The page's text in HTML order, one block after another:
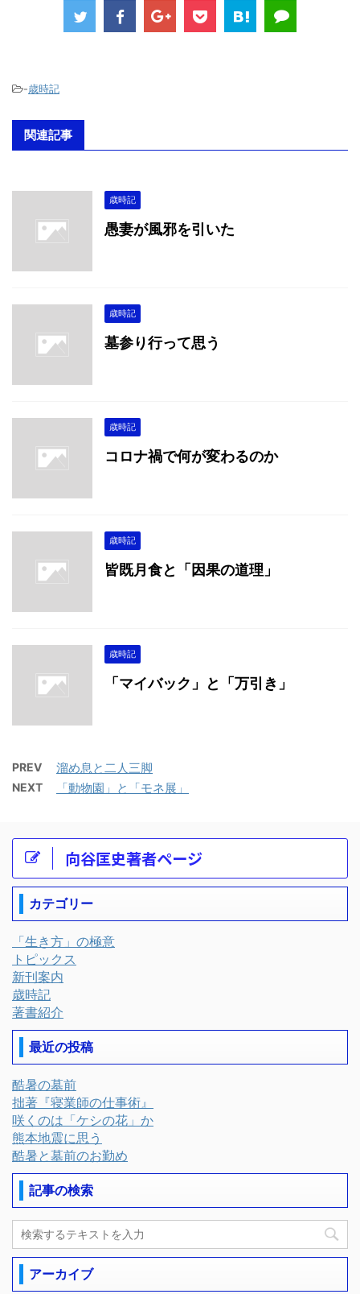
-歳時記
関連記事
歳時記
愚妻が風邪を引いた
歳時記
墓参り行って思う
歳時記
コロナ禍で何が変わるのか
歳時記
皆既月食と「因果の道理」
歳時記
「マイバック」と「万引き」
PREV 溜め息と二人三脚
NEXT 「動物園」と「モネ展」
向谷匡史著者ページ
カテゴリー
「生き方」の極意
トピックス
新刊案内
歳時記
著書紹介
最近の投稿
酷暑の墓前
拙著『寝業師の仕事術』
咲くのは「ケシの花」か
熊本地震に思う
酷暑と墓前のお勤め
記事の検索
アーカイブ